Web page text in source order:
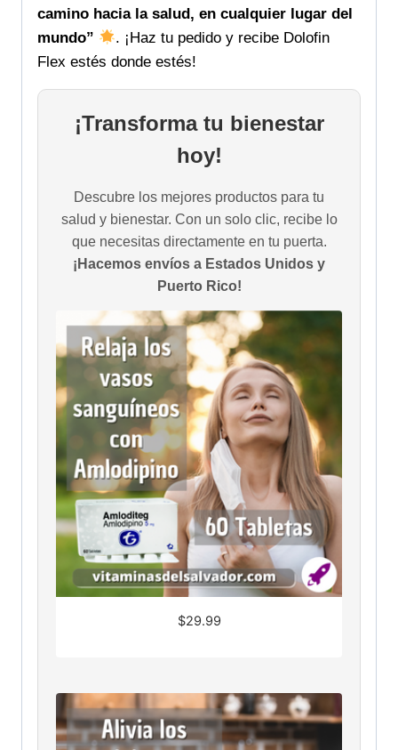
camino hacia la salud, en cualquier lugar del
mundo”
. ¡Haz tu pedido y recibe Dolofin
Flex estés donde estés!
¡Transforma tu bienestar
hoy!
Descubre los mejores productos para tu
salud y bienestar. Con un solo clic, recibe lo
que necesitas directamente en tu puerta.
¡Hacemos envíos a Estados Unidos y
Puerto Rico!
$29.99